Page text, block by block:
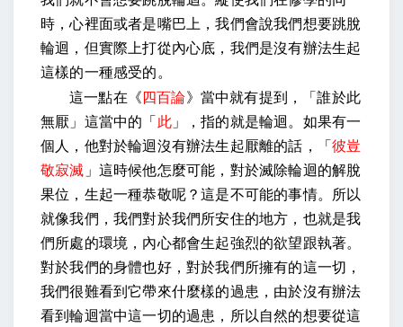
時，心裡面或者是嘴巴上，我們會說我們想要跳脫
輪迴，但實際上打從內心底，我們是沒有辦法生起
這樣的一種感受的。
這一點在《 四百論》當中就有提到，「誰於此
無厭」這當中的「 此」，指的就是輪迴。如果有一
個人，他對於輪迴沒有辦法生起厭離的話，「彼豈
敬寂滅 」這時候他怎麼可能，對於滅除輪迴的解脫
果位，生起一種恭敬呢？這是不可能的事情。所以
就像我們，我們對於我們所安住的地方，也就是我
們所處的環境，內心都會生起強烈的欲望跟執著。
對於我們的身體也好，對於我們所擁有的這一切，
我們很難看到它帶來什麼樣的過患，由於沒有辦法
看到輪迴當中這一切的過患，所以自然的想要從這